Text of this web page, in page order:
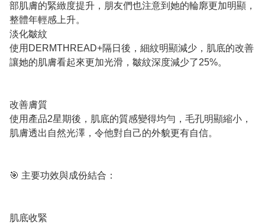
部肌膚的緊緻度提升，朋友們也注意到她的輪廓更加明顯，
整體年輕感上升。
淡化皺紋
使用DERMTHREAD+隔日後，細紋明顯減少，肌底的改善
讓她的肌膚看起來更加光滑，皺紋深度減少了25%。
改善膚質
使用產品2星期後，肌底的質感變得均勻，毛孔明顯縮小，
肌膚透出自然光澤，令他對自己的外貌更有自信。
🎯 主要功效與成份結合：
肌底收緊